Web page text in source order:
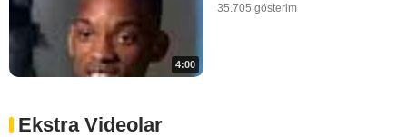
4:00
35.705 gösterim
Ekstra Videolar